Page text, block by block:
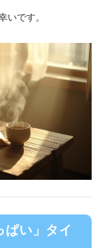
いです。
い」タイ